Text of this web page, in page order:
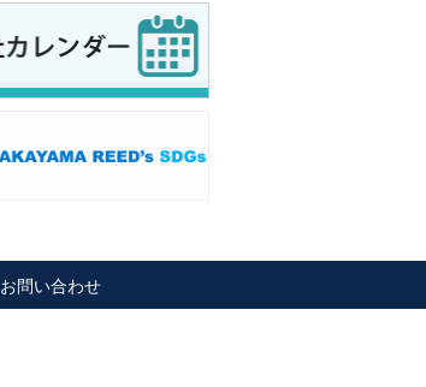
お問い合わせ